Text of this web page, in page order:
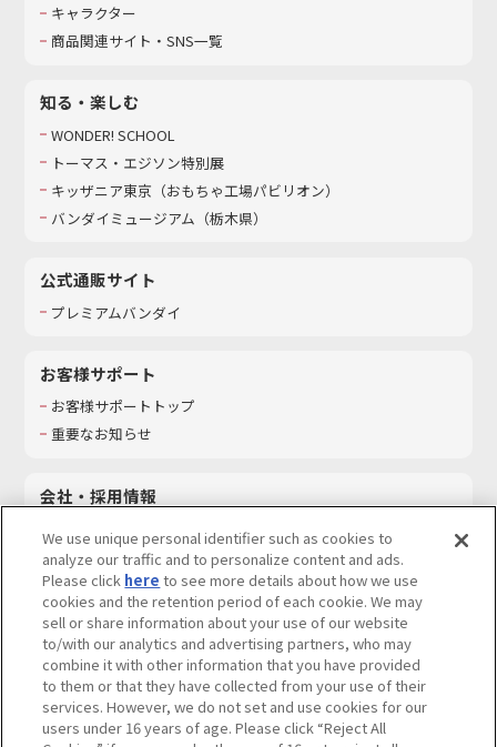
キャラクター
商品関連サイト・SNS一覧
知る・楽しむ
WONDER! SCHOOL
トーマス・エジソン特別展
キッザニア東京（おもちゃ工場パビリオン）​
バンダイミュージアム（栃木県）
公式通販サイト
プレミアムバンダイ
お客様サポート
お客様サポートトップ
重要なお知らせ
会社・採用情報
採用情報
サステナビリティ
お問い合わせ
ウェブサイトご利用条件 ソーシャルメディアポリシー
We use unique personal identifier such as cookies to
analyze our traffic and to personalize content and ads.
Please click here to see more details about how we use
cookies and the retention period of each cookie. We may
sell or share information about your use of our website
to/with our analytics and advertising partners, who may
combine it with other information that you have provided
to them or that they have collected from your use of their
services. However, we do not set and use cookies for our
users under 16 years of age. Please click “Reject All